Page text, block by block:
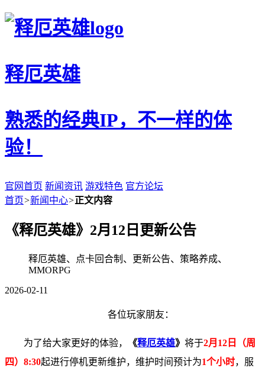
释厄英雄
熟悉的经典IP，不一样的体
验！
官网首页 新闻资讯 游戏特色 官方论坛
首页>新闻中心>正文内容
《释厄英雄》2月12日更新公告
释厄英雄、点卡回合制、更新公告、策略养成、
MMORPG
2026-02-11
各位玩家朋友：
为了给大家更好的体验， 《释厄英雄》 将于2月12日（周
四）8:30起进行停机更新维护，维护时间预计为1个小时，服